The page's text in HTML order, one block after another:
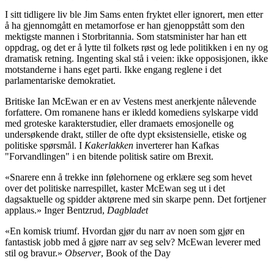
I sitt tidligere liv ble Jim Sams enten fryktet eller ignorert, men etter
å ha gjennomgått en metamorfose er han gjenoppstått som den
mektigste mannen i Storbritannia. Som statsminister har han ett
oppdrag, og det er å lytte til folkets røst og lede politikken i en ny og
dramatisk retning. Ingenting skal stå i veien: ikke opposisjonen, ikke
motstanderne i hans eget parti. Ikke engang reglene i det
parlamentariske demokratiet.
Britiske Ian McEwan er en av Vestens mest anerkjente nålevende
forfattere. Om romanene hans er ikledd komediens sylskarpe vidd
med groteske karakterstudier, eller dramaets emosjonelle og
undersøkende drakt, stiller de ofte dypt eksistensielle, etiske og
politiske spørsmål. I Kakerlakken inverterer han Kafkas
"Forvandlingen" i en bitende politisk satire om Brexit.
«Snarere enn å trekke inn følehornene og erklære seg som hevet
over det politiske narrespillet, kaster McEwan seg ut i det
dagsaktuelle og spidder aktørene med sin skarpe penn. Det fortjener
applaus.» Inger Bentzrud, Dagbladet
«En komisk triumf. Hvordan gjør du narr av noen som gjør en
fantastisk jobb med å gjøre narr av seg selv? McEwan leverer med
stil og bravur.» Observer, Book of the Day